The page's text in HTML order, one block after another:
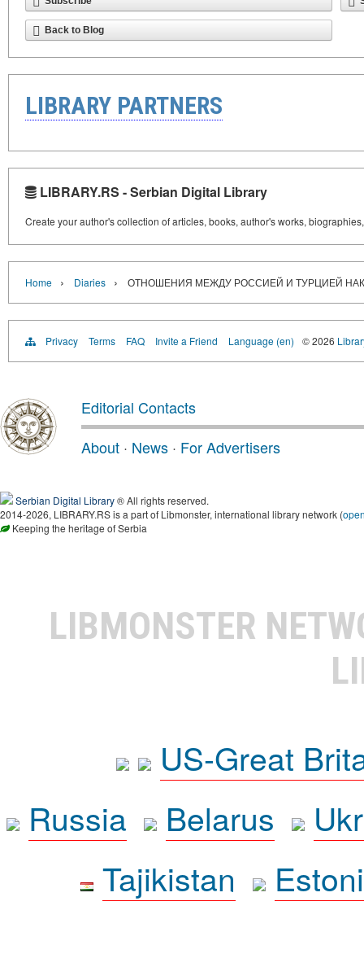
Back to Blog
LIBRARY PARTNERS
LIBRARY.RS - Serbian Digital Library
Create your author's collection of articles, books, author's works,
Home › Diaries › ОТНОШЕНИЯ МЕЖДУ РОССИЕЙ И ТУРЦИЕЙ
Privacy Terms FAQ Invite a Friend Language (en) © 2026
Editorial Contacts
About · News · For Advertisers
Serbian Digital Library® All rights reserved.
2014-2026, LIBRARY.RS is a part of Libmonster, international library network (
Keeping the heritage of Serbia
LIBMONSTER
US-Great
Russia
Belarus
Tajikistan